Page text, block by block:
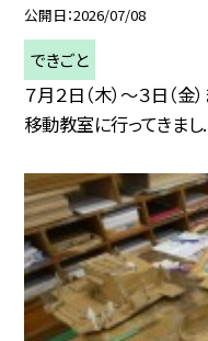
公開日 2026/07/08
できごと
７月２日（木）～３日（
移動教室に行ってきまし